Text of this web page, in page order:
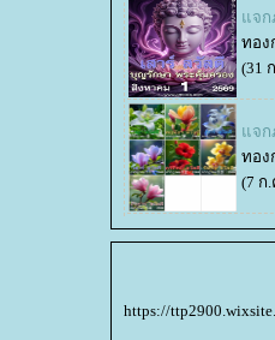
จกภ
ทอง
(31
จกภ
ทอง
(7 ก
https://